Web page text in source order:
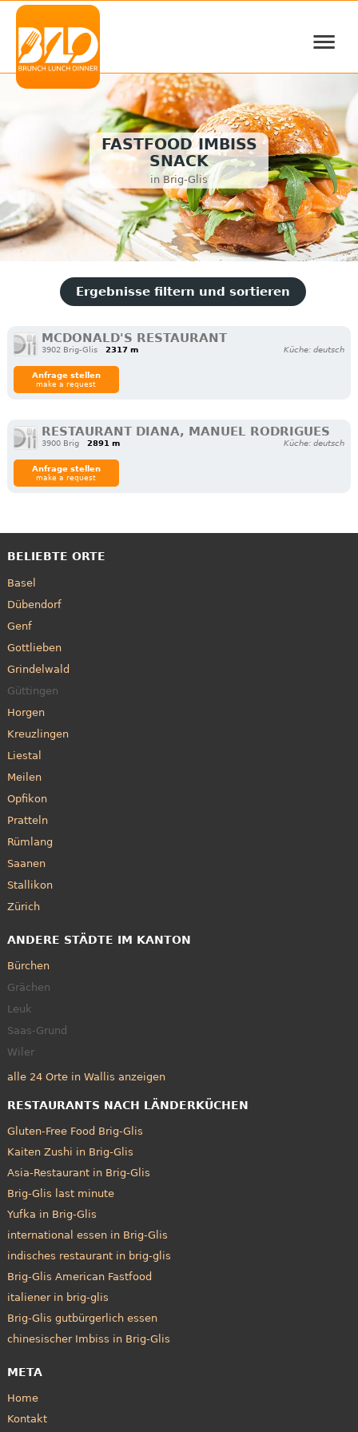
≡
FASTFOOD IMBISS
SNACK
in Brig-Glis
Ergebnisse filtern und sortieren
MCDONALD'S RESTAURANT
3902 Brig-Glis 2317 m Küche: deutsch
Anfrage stellen
make a request
RESTAURANT DIANA, MANUEL RODRIGUES
3900 Brig 2891 m Küche: deutsch
Anfrage stellen
make a request
BELIEBTE ORTE
Basel
Dübendorf
Genf
Gottlieben
Grindelwald
Güttingen
Horgen
Kreuzlingen
Liestal
Meilen
Opfikon
Pratteln
Rümlang
Saanen
Stallikon
Zürich
ANDERE STÄDTE IM KANTON
Bürchen
Grächen
Leuk
Saas-Grund
Wiler
alle 24 Orte in Wallis anzeigen
RESTAURANTS NACH LÄNDERKÜCHEN
Gluten-Free Food Brig-Glis
Kaiten Zushi in Brig-Glis
Asia-Restaurant in Brig-Glis
Brig-Glis last minute
Yufka in Brig-Glis
international essen in Brig-Glis
indisches restaurant in brig-glis
Brig-Glis American Fastfood
italiener in brig-glis
Brig-Glis gutbürgerlich essen
chinesischer Imbiss in Brig-Glis
META
Home
Kontakt